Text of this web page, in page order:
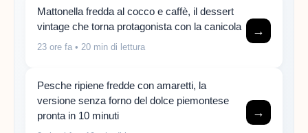
Mattonella fredda al cocco e caffè, il dessert
vintage che torna protagonista con la canicola
23 ore fa • 20 min di lettura
→
Pesche ripiene fredde con amaretti, la
versione senza forno del dolce piemontese
pronta in 10 minuti
→